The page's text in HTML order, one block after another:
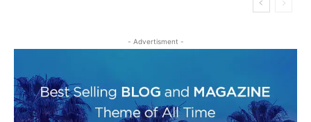
- Advertisment -